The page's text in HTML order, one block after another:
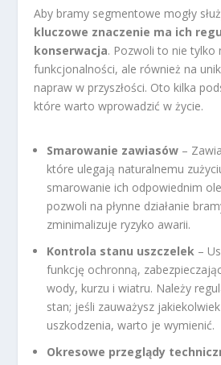
Aby bramy segmentowe mogły
kluczowe znaczenie ma ich
konserwacja. Pozwoli to nie tylko
funkcjonalności, ale również na
napraw w przyszłości. Oto kilka
które warto wprowadzić w życie.
Smarowanie zawiasów –
które ulegają naturalnemu
smarowanie ich odpowiednim
pozwoli na płynne działanie
zminimalizuje ryzyko awarii.
Kontrola stanu uszczelek –
funkcję ochronną,
wody, kurzu i wiatru. Należy
stan; jeśli zauważysz
uszkodzenia, warto je wymienić.
Okresowe przeglądy